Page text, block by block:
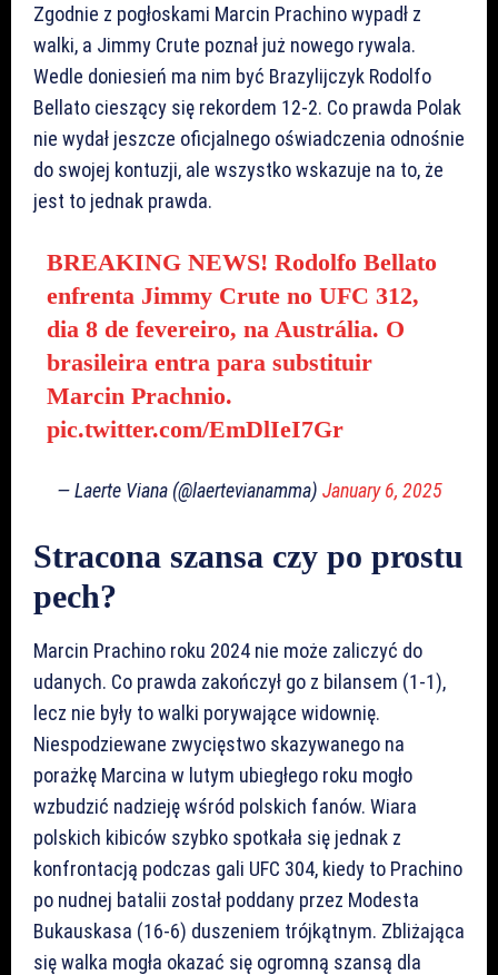
Zgodnie z pogłoskami Marcin Prachino wypadł z
walki, a Jimmy Crute poznał już nowego rywala.
Wedle doniesień ma nim być Brazylijczyk Rodolfo
Bellato cieszący się rekordem 12-2. Co prawda Polak
nie wydał jeszcze oficjalnego oświadczenia odnośnie
do swojej kontuzji, ale wszystko wskazuje na to, że
jest to jednak prawda.
BREAKING NEWS! Rodolfo Bellato
enfrenta Jimmy Crute no UFC 312,
dia 8 de fevereiro, na Austrália. O
brasileira entra para substituir
Marcin Prachnio.
pic.twitter.com/EmDlIeI7Gr
— Laerte Viana (@laertevianamma) January 6, 2025
Stracona szansa czy po prostu
pech?
Marcin Prachino roku 2024 nie może zaliczyć do
udanych. Co prawda zakończył go z bilansem (1-1),
lecz nie były to walki porywające widownię.
Niespodziewane zwycięstwo skazywanego na
porażkę Marcina w lutym ubiegłego roku mogło
wzbudzić nadzieję wśród polskich fanów. Wiara
polskich kibiców szybko spotkała się jednak z
konfrontacją podczas gali UFC 304, kiedy to Prachino
po nudnej batalii został poddany przez Modesta
Bukauskasa (16-6) duszeniem trójkątnym. Zbliżająca
się walka mogła okazać się ogromną szansą dla